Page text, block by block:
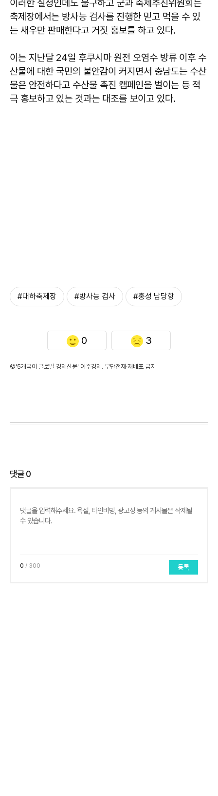
이러한 실정인데도 불구하고 군과 축제추진위원회는
축제장에서는 방사능 검사를 진행한 믿고 먹을 수 있
는 새우만 판매한다고 거짓 홍보를 하고 있다.
이는 지난달 24일 후쿠시마 원전 오염수 방류 이후 수
산물에 대한 국민의 불안감이 커지면서 충남도는 수산
물은 안전하다고 수산물 촉진 캠페인을 벌이는 등 적
극 홍보하고 있는 것과는 대조를 보이고 있다.
#대하축제장 #방사능 검사 #홍성 남당항
0 3
©'5개국어 글로벌 경제신문' 아주경제. 무단전재·재배포 금지
댓글0
0 / 300 등록